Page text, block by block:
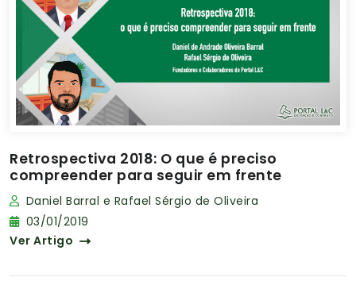
Retrospectiva 2018: O que é preciso
compreender para seguir em frente
Daniel Barral e Rafael Sérgio de Oliveira
03/01/2019
Ver Artigo